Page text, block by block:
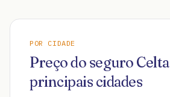
POR CIDADE
Preço do seguro Celta
principais cidades